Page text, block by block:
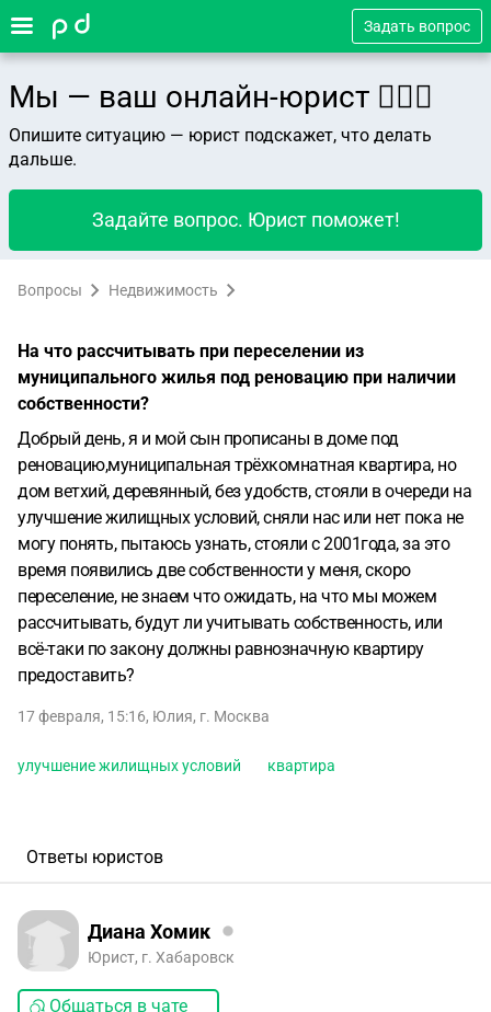
Задать вопрос
Мы — ваш онлайн-юрист 👨🏻‍⚖️
Опишите ситуацию — юрист подскажет, что делать
дальше.
Задайте вопрос. Юрист поможет!
Вопросы Недвижимость
На что рассчитывать при переселении из
муниципального жилья под реновацию при наличии
собственности?
Добрый день, я и мой сын прописаны в доме под
реновацию,муниципальная трёхкомнатная квартира, но
дом ветхий, деревянный, без удобств, стояли в очереди на
улучшение жилищных условий, сняли нас или нет пока не
могу понять, пытаюсь узнать, стояли с 2001года, за это
время появились две собственности у меня, скоро
переселение, не знаем что ожидать, на что мы можем
рассчитывать, будут ли учитывать собственность, или
всё-таки по закону должны равнозначную квартиру
предоставить?
17 февраля, 15:16, Юлия, г. Москва
улучшение жилищных условий квартира
Ответы юристов
Диана Хомик
Юрист, г. Хабаровск
Общаться в чате